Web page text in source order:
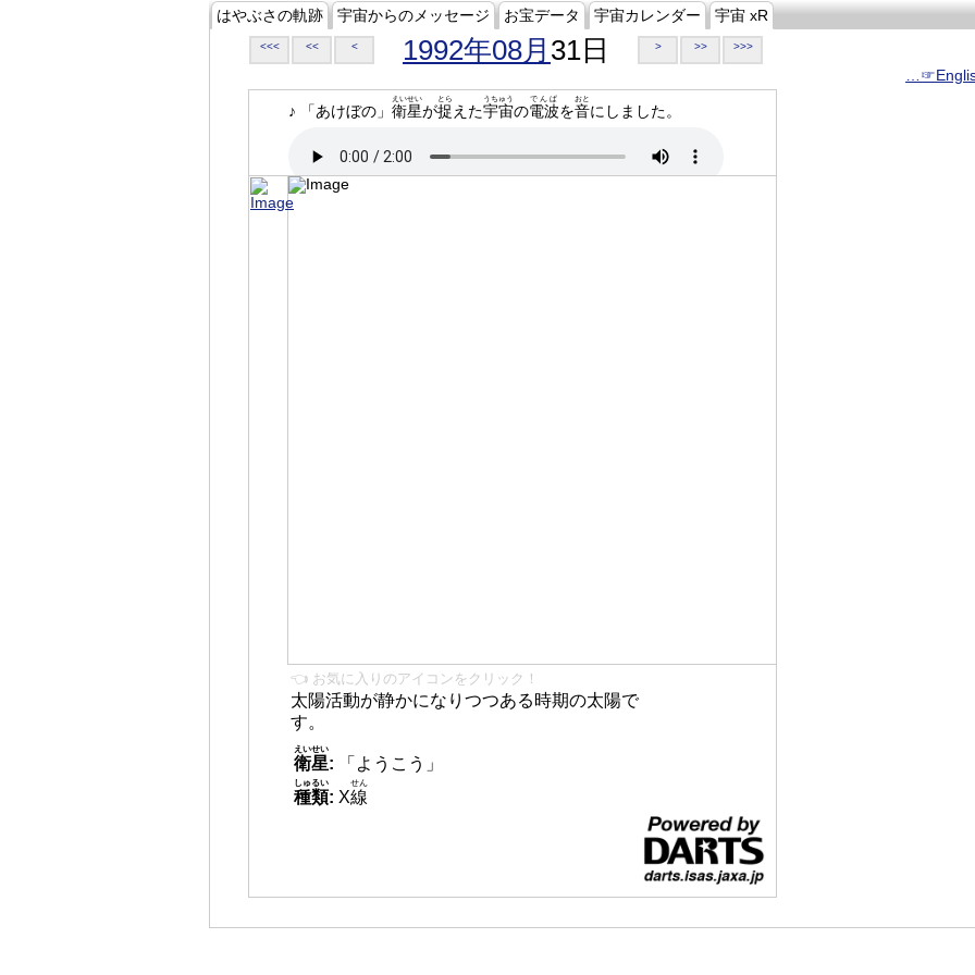
はやぶさの軌跡 宇宙からのメッセージ お宝データ 宇宙カレンダー 宇宙 xR
<<< << < 1992年08月 31日 > >> >>>
♪ 「あけぼの」 衛星
えいせい
が捉
とら
えた宇宙
うちゅう
の電波
でんぱ
を音
おと
にしました。
👈 お気に入りのアイコンをクリック！
太陽活動が静かになりつつある時期の太陽で
す。
衛星
えいせい
:
「ようこう」
種類
しゅるい
: X線
せん